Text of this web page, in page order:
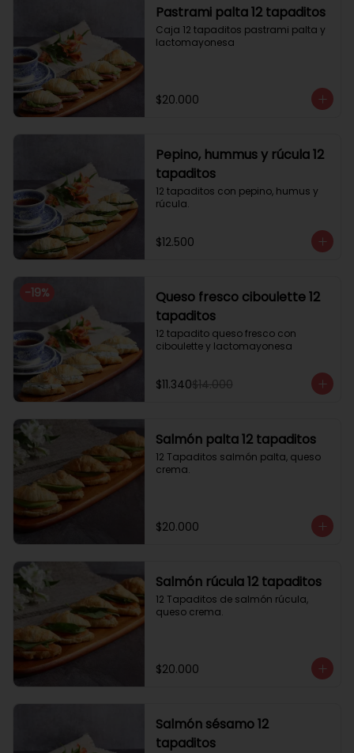
Pastrami palta 12 tapaditos
Caja 12 tapaditos pastrami palta y
lactomayonesa
$20.000
Pepino, hummus y rúcula 12
tapaditos
12 tapaditos con pepino, humus y
rúcula.
$12.500
-19%
Queso fresco ciboulette 12
tapaditos
12 tapadito queso fresco con
ciboulette y lactomayonesa
$11.340$14.000
Salmón palta 12 tapaditos
12 Tapaditos salmón palta, queso
crema.
$20.000
Salmón rúcula 12 tapaditos
12 Tapaditos de salmón rúcula,
queso crema.
$20.000
Salmón sésamo 12
tapaditos